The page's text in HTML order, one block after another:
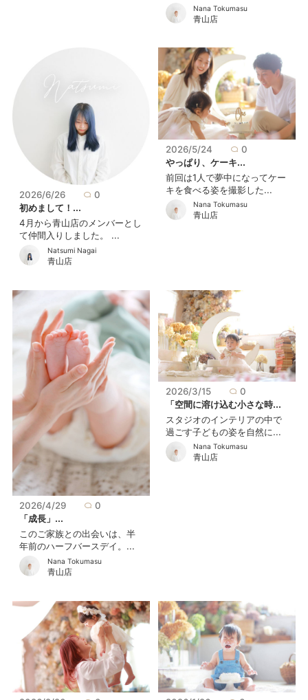
Nana Tokumasu
青山店
2026/6/26
0
初めまして！...
4月から青山店のメンバーとし
て仲間入りしました。 ...
Natsumi Nagai
青山店
2026/5/24
0
やっぱり、ケーキ...
前回は1人で夢中になってケー
キを食べる姿を撮影した...
Nana Tokumasu
青山店
2026/4/29
0
「成長」...
このご家族との出会いは、半
年前のハーフバースデイ。...
Nana Tokumasu
青山店
2026/3/15
0
「空間に溶け込む小さな時...
スタジオのインテリアの中で
過ごす子どもの姿を自然に...
Nana Tokumasu
青山店